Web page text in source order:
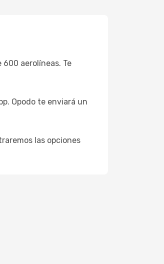
aerolíneas. Te
Opodo te enviará un
las opciones